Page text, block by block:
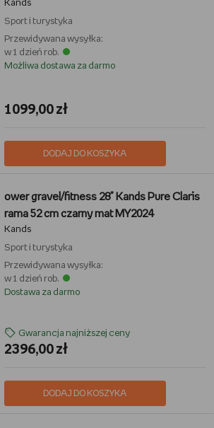
Kands
Sport i turystyka
Przewidywana wysyłka:
w 1 dzień rob.
Możliwa dostawa za darmo
1099,00 zł
DODAJ DO KOSZYKA
ower gravel/fitness 28" Kands Pure Claris
rama 52 cm czarny mat MY2024
Kands
Sport i turystyka
Przewidywana wysyłka:
w 1 dzień rob.
Dostawa za darmo
Gwarancja najniższej ceny
2396,00 zł
DODAJ DO KOSZYKA